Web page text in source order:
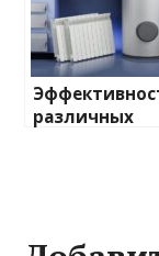
различных